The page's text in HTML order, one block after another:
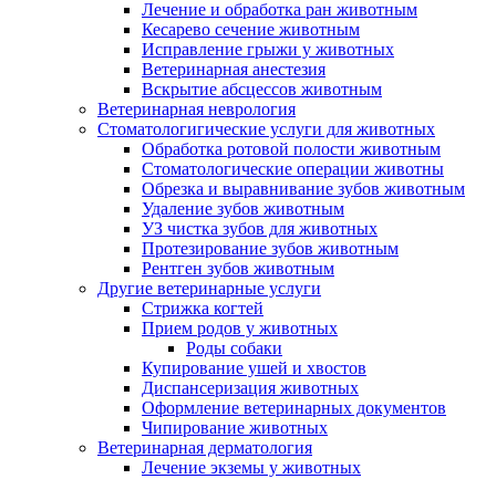
Лечение и обработка ран животным
Кесарево сечение животным
Исправление грыжи у животных
Ветеринарная анестезия
Вскрытие абсцессов животным
Ветеринарная неврология
Стоматологигические услуги для животных
Обработка ротовой полости животным
Стоматологические операции животны
Обрезка и выравнивание зубов животным
Удаление зубов животным
УЗ чистка зубов для животных
Протезирование зубов животным
Рентген зубов животным
Другие ветеринарные услуги
Стрижка когтей
Прием родов у животных
Роды собаки
Купирование ушей и хвостов
Диспансеризация животных
Оформление ветеринарных документов
Чипирование животных
Ветеринарная дерматология
Лечение экземы у животных